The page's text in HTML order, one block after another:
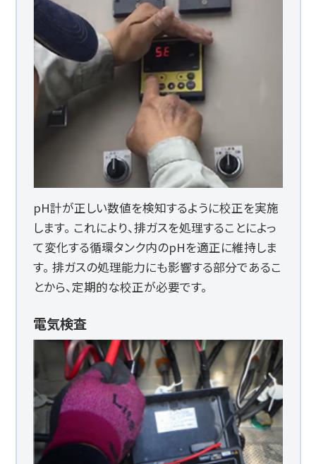
pH計が正しい数値を検知するように校正を実施
します。 これにより、排ガスを処理することによっ
て変化する循環タンク内のpHを適正に維持しま
す。 排ガスの処理能力にも影響する部分であるこ
とから、定期的な校正が必要です。
電気検査